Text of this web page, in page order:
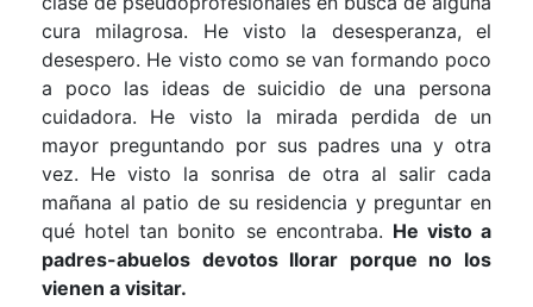
cura milagrosa. He visto la desesperanza, el
desespero. He visto como se van formando poco
a poco las ideas de suicidio de una persona
cuidadora. He visto la mirada perdida de un
mayor preguntando por sus padres una y otra
vez. He visto la sonrisa de otra al salir cada
mañana al patio de su residencia y preguntar en
qué hotel tan bonito se encontraba. He visto a
padres-abuelos devotos llorar porque no los
vienen a visitar.